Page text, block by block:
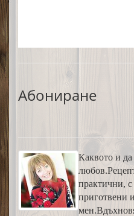
Абониране
Каквото и
практични,
приготвени